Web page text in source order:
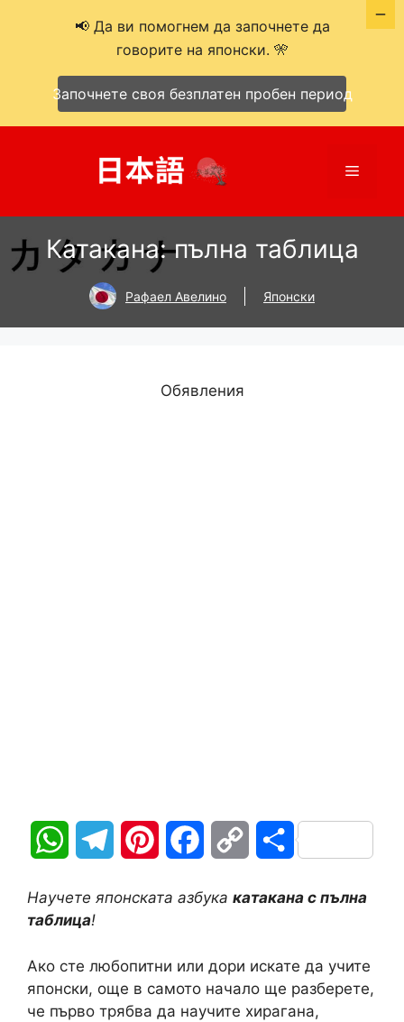
съдържанието
Меню
Катакана: пълна таблица
Рафаел Авелино Японски
Обявления
W
a
s g e b L
S
e
Научете японската азбука катакана с пълна
таблица!
Ако сте любопитни или дори искате да учите
японски, още в самото начало ще разберете,
че първо трябва да научите хирагана,
📢 Да ви помогнем да започнете да
говорите на японски. 🎌
Започнете своя безплатен пробен период